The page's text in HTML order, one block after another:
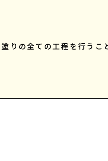
りの全ての工程を行うこ